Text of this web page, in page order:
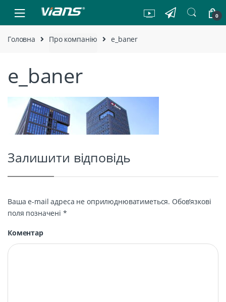
Skip to navigation
Skip to content
0
Головна Про компанію e_baner
e_baner
Залишити відповідь
Ваша e-mail адреса не оприлюднюватиметься. Обов’язкові
поля позначені *
Коментар